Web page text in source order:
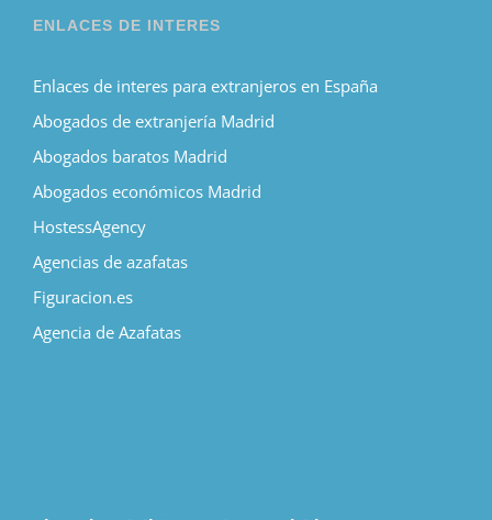
ENLACES DE INTERES
Enlaces de interes para extranjeros en España
Abogados de extranjería Madrid
Abogados baratos Madrid
Abogados económicos Madrid
HostessAgency
Agencias de azafatas
Figuracion.es
Agencia de Azafatas